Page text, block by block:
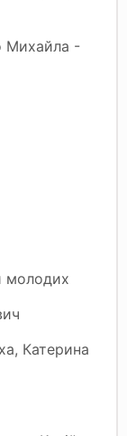
Михайла -
молодих
Катерина